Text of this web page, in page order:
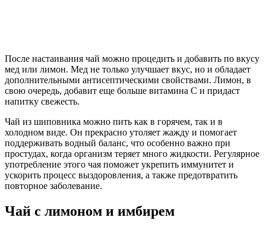
После настаивания чай можно процедить и добавить по вкусу
мед или лимон. Мед не только улучшает вкус, но и обладает
дополнительными антисептическими свойствами. Лимон, в
свою очередь, добавит еще больше витамина C и придаст
напитку свежесть.
Чай из шиповника можно пить как в горячем, так и в
холодном виде. Он прекрасно утоляет жажду и помогает
поддерживать водный баланс, что особенно важно при
простудах, когда организм теряет много жидкости. Регулярное
употребление этого чая поможет укрепить иммунитет и
ускорить процесс выздоровления, а также предотвратить
повторное заболевание.
Чай с лимоном и имбирем